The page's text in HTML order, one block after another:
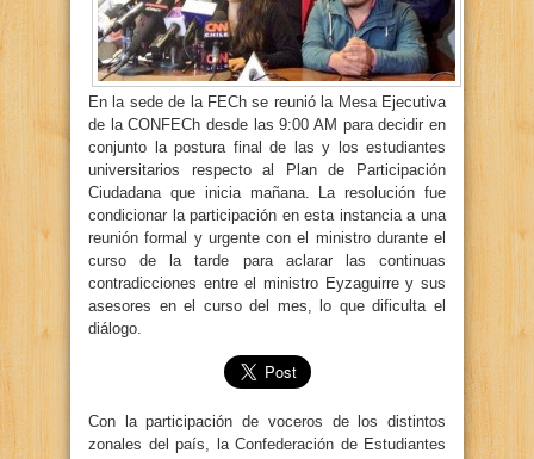
En la sede de la FECh se reunió la Mesa Ejecutiva
de la CONFECh desde las 9:00 AM para decidir en
conjunto la postura final de las y los estudiantes
universitarios respecto al Plan de Participación
Ciudadana que inicia mañana. La resolución fue
condicionar la participación en esta instancia a una
reunión formal y urgente con el ministro durante el
curso de la tarde para aclarar las continuas
contradicciones entre el ministro Eyzaguirre y sus
asesores en el curso del mes, lo que dificulta el
diálogo.
Con la participación de voceros de los distintos
zonales del país, la Confederación de Estudiantes